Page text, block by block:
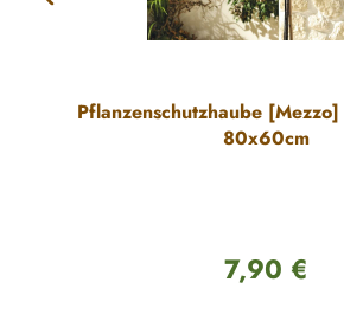
Pflanzenschutzhaube
80x60cm
Regulärer
7,90 €